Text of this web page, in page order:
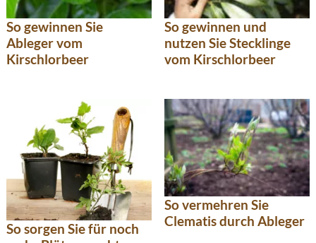
So gewinnen Sie
Ableger vom
Kirschlorbeer
So gewinnen und
nutzen Sie Stecklinge
vom Kirschlorbeer
So sorgen Sie für noch
So vermehren Sie
Clematis durch Ableger